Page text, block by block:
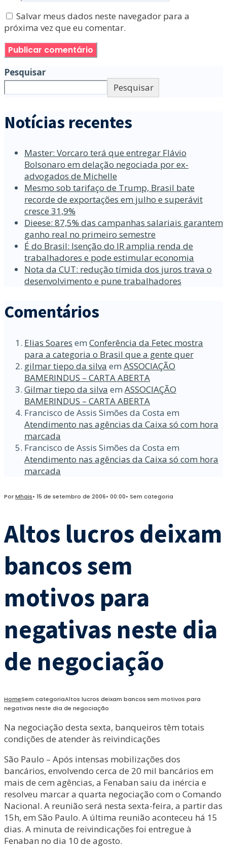
Salvar meus dados neste navegador para a
próxima vez que eu comentar.
Pesquisar
Pesquisar
Notícias recentes
Master: Vorcaro terá que entregar Flávio
Bolsonaro em delação negociada por ex-
advogados de Michelle
Mesmo sob tarifaço de Trump, Brasil bate
recorde de exportações em julho e superávit
cresce 31,9%
Dieese: 87,5% das campanhas salariais garantem
ganho real no primeiro semestre
É do Brasil: Isenção do IR amplia renda de
trabalhadores e pode estimular economia
Nota da CUT: redução tímida dos juros trava o
desenvolvimento e pune trabalhadores
Comentários
Elias Soares em Conferência da Fetec mostra
para a categoria o Brasil que a gente quer
gilmar tiepo da silva em ASSOCIAÇÃO
BAMERINDUS – CARTA ABERTA
Gilmar tiepo da silva em ASSOCIAÇÃO
BAMERINDUS – CARTA ABERTA
Francisco de Assis Simões da Costa em
Atendimento nas agências da Caixa só com hora
marcada
Francisco de Assis Simões da Costa em
Atendimento nas agências da Caixa só com hora
marcada
PorMhais• 15 de setembro de 2006• 00:00• Sem categoria
Altos lucros deixam
bancos sem
motivos para
negativas neste dia
de negociação
HomeSem categoriaAltos lucros deixam bancos sem motivos para
negativas neste dia de negociação
Na negociação desta sexta, banqueiros têm totais
condições de atender às reivindicações
São Paulo – Após intensas mobilizações dos
bancários, envolvendo cerca de 20 mil bancários em
mais de cem agências, a Fenaban saiu da inércia e
resolveu marcar a quarta negociação com o Comando
Nacional. A reunião será nesta sexta-feira, a partir das
15h, em São Paulo. A última reunião aconteceu há 15
dias. A minuta de reivindicações foi entregue à
Fenaban no dia 10 de agosto.